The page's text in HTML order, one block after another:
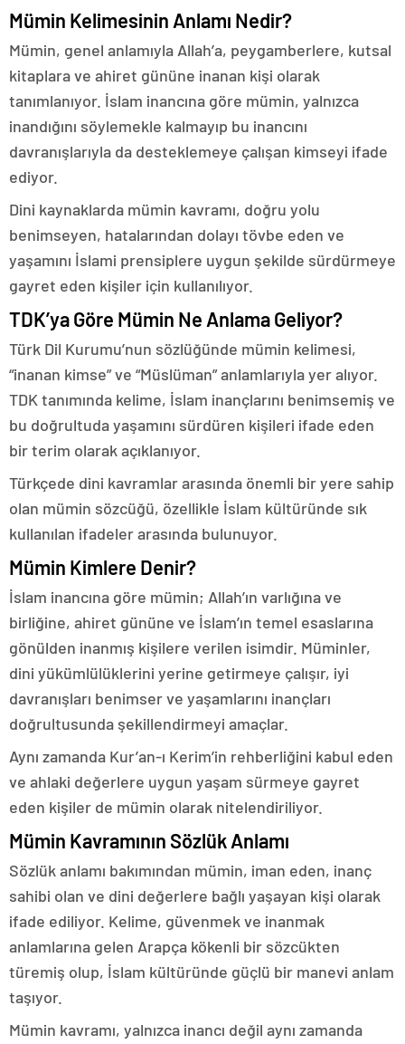
Mümin Kelimesinin Anlamı Nedir?
Mümin, genel anlamıyla Allah’a, peygamberlere, kutsal
kitaplara ve ahiret gününe inanan kişi olarak
tanımlanıyor. İslam inancına göre mümin, yalnızca
inandığını söylemekle kalmayıp bu inancını
davranışlarıyla da desteklemeye çalışan kimseyi ifade
ediyor.
Dini kaynaklarda mümin kavramı, doğru yolu
benimseyen, hatalarından dolayı tövbe eden ve
yaşamını İslami prensiplere uygun şekilde sürdürmeye
gayret eden kişiler için kullanılıyor.
TDK’ya Göre Mümin Ne Anlama Geliyor?
Türk Dil Kurumu’nun sözlüğünde mümin kelimesi,
“inanan kimse” ve “Müslüman” anlamlarıyla yer alıyor.
TDK tanımında kelime, İslam inançlarını benimsemiş ve
bu doğrultuda yaşamını sürdüren kişileri ifade eden
bir terim olarak açıklanıyor.
Türkçede dini kavramlar arasında önemli bir yere sahip
olan mümin sözcüğü, özellikle İslam kültüründe sık
kullanılan ifadeler arasında bulunuyor.
Mümin Kimlere Denir?
İslam inancına göre mümin; Allah’ın varlığına ve
birliğine, ahiret gününe ve İslam’ın temel esaslarına
gönülden inanmış kişilere verilen isimdir. Müminler,
dini yükümlülüklerini yerine getirmeye çalışır, iyi
davranışları benimser ve yaşamlarını inançları
doğrultusunda şekillendirmeyi amaçlar.
Aynı zamanda Kur’an-ı Kerim’in rehberliğini kabul eden
ve ahlaki değerlere uygun yaşam sürmeye gayret
eden kişiler de mümin olarak nitelendiriliyor.
Mümin Kavramının Sözlük Anlamı
Sözlük anlamı bakımından mümin, iman eden, inanç
sahibi olan ve dini değerlere bağlı yaşayan kişi olarak
ifade ediliyor. Kelime, güvenmek ve inanmak
anlamlarına gelen Arapça kökenli bir sözcükten
türemiş olup, İslam kültüründe güçlü bir manevi anlam
taşıyor.
Mümin kavramı, yalnızca inancı değil aynı zamanda